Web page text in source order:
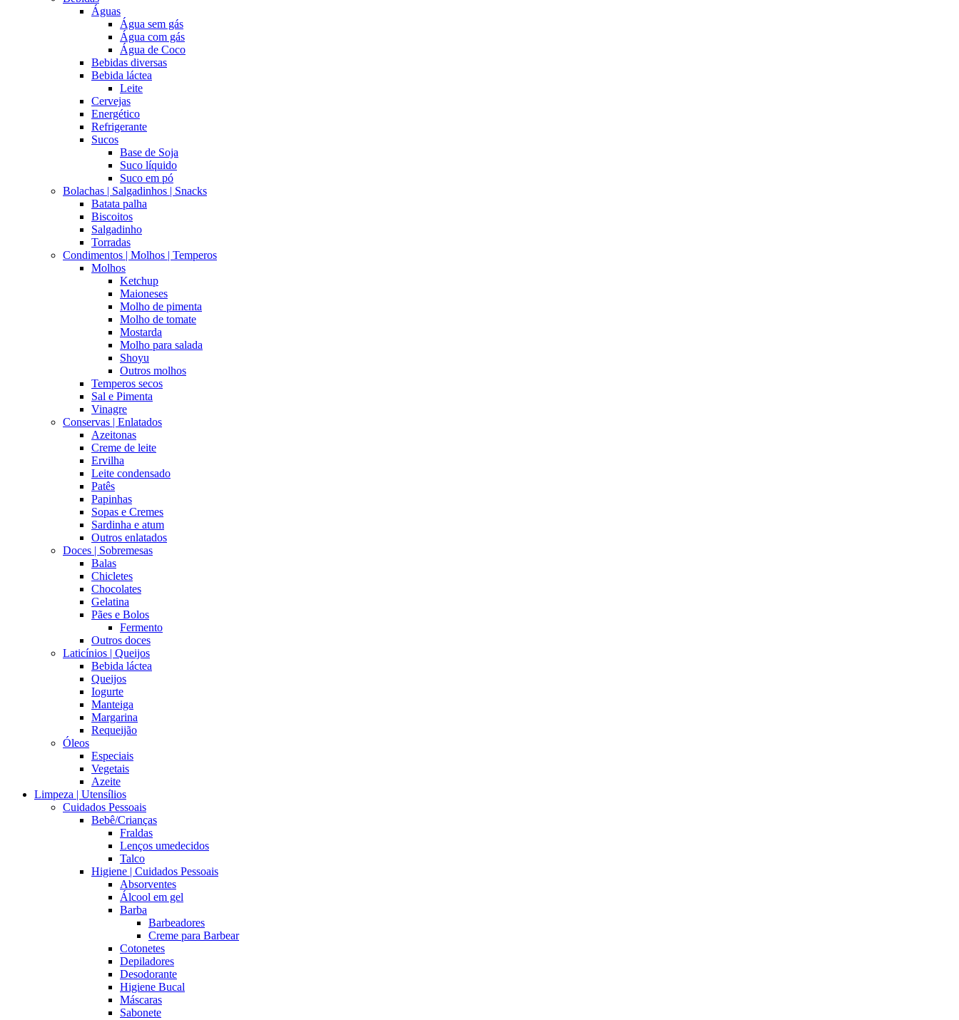
Águas
Água sem gás
Água com gás
Água de Coco
Bebidas diversas
Bebida láctea
Leite
Cervejas
Energético
Refrigerante
Sucos
Base de Soja
Suco líquido
Suco em pó
Bolachas | Salgadinhos | Snacks
Batata palha
Biscoitos
Salgadinho
Torradas
Condimentos | Molhos | Temperos
Molhos
Ketchup
Maioneses
Molho de pimenta
Molho de tomate
Mostarda
Molho para salada
Shoyu
Outros molhos
Temperos secos
Sal e Pimenta
Vinagre
Conservas | Enlatados
Azeitonas
Creme de leite
Ervilha
Leite condensado
Patês
Papinhas
Sopas e Cremes
Sardinha e atum
Outros enlatados
Doces | Sobremesas
Balas
Chicletes
Chocolates
Gelatina
Pães e Bolos
Fermento
Outros doces
Laticínios | Queijos
Bebida láctea
Queijos
Iogurte
Manteiga
Margarina
Requeijão
Óleos
Especiais
Vegetais
Azeite
Limpeza | Utensílios
Cuidados Pessoais
Bebê/Crianças
Fraldas
Lenços umedecidos
Talco
Higiene | Cuidados Pessoais
Absorventes
Álcool em gel
Barba
Barbeadores
Creme para Barbear
Cotonetes
Depiladores
Desodorante
Higiene Bucal
Máscaras
Sabonete